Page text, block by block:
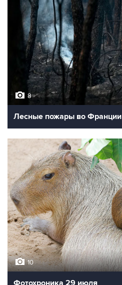
8
Лесные пожары во Франции
10
Фотохроника 29 июля